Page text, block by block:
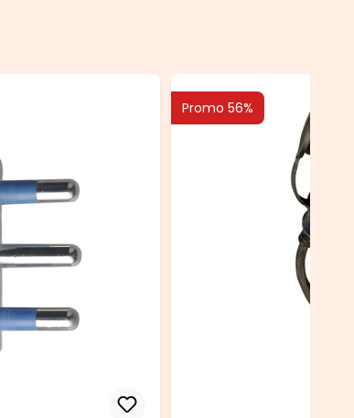
Promo 56%